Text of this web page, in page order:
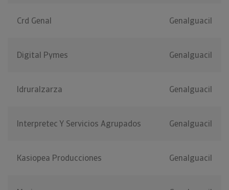
Crd Genal Genalguacil
Digital Pymes Genalguacil
Idruralzarza Genalguacil
Interpretec Y Servicios Agrupados Genalguacil
Kasiopea Producciones Genalguacil